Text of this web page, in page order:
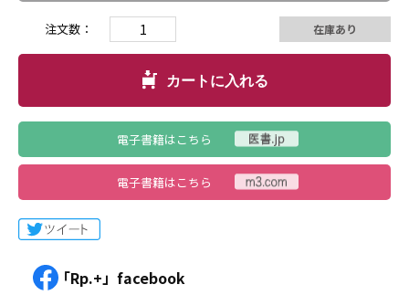
注文数： 在庫あり
カートに入れる
電子書籍はこちら
電子書籍はこちら
「Rp.+」facebook